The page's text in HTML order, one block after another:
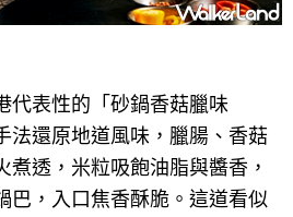
代表性的「砂鍋香菇臘味
法還原地道風味，臘腸、香菇
煮透，米粒吸飽油脂與醬香，
巴，入口焦香酥脆。這道看似